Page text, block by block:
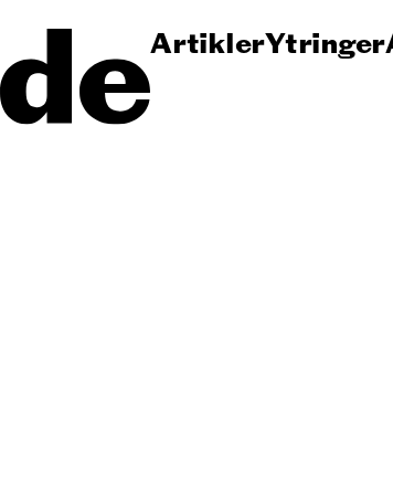
ArtiklerYtringer